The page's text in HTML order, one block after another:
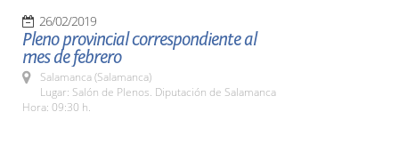
26/02/2019
Pleno provincial correspondiente al
mes de febrero
Salamanca (Salamanca)
Lugar: Salón de Plenos. Diputación de Salamanca
Hora: 09:30 h.